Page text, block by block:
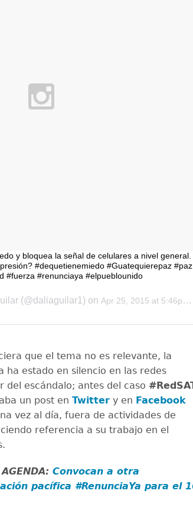
y bloquea la señal de celulares a nivel general.
#dequetienemiedo #Guatequierepaz #paz
#fuerza #renunciaya #elpueblounido
(@daliaguilar1) on Apr 25, 2015 at 5:46pm PDT
que el tema no es relevante, la
ha estado en silencio en las redes
del escándalo; antes del caso
un post en Twitter y en Facebook
vez al día, fuera de actividades de
referencia a su trabajo en el
Convocan a otra
pacífica #RenunciaYa para el